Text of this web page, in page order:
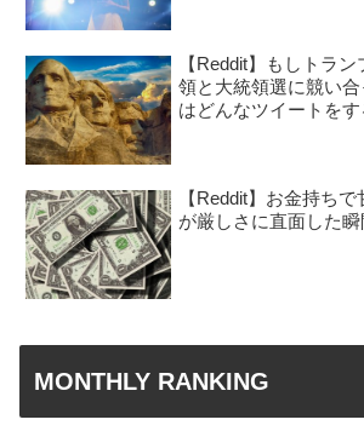
【Reddit】もしトラ
領と大統領選に競い
はどんなツイートをす
【Reddit】お金持ち
が厳しさに直面した
MONTHLY RANKING